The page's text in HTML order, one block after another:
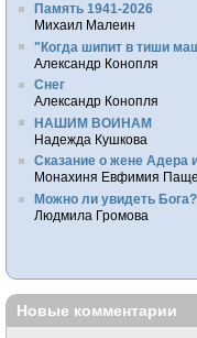
Память 1941-2026
Михаил Малеин
"Когда шипит в тиши
Александр Конопля
Снег
Александр Конопля
НАШИМ ВОИНАМ
Надежда Кушкова
Сказание о жене Адера
Монахиня Евфимия
Можно ли увидеть
Людмила Громова
Новые комментарии